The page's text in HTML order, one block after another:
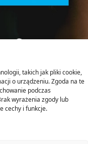
takich jak pliki cookie,
o urządzeniu. Zgoda na te
podczas
wyrażenia zgody lub
cechy i funkcje.